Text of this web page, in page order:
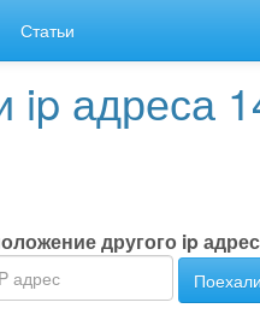
Статьи
адреса
другого ip
Поехали